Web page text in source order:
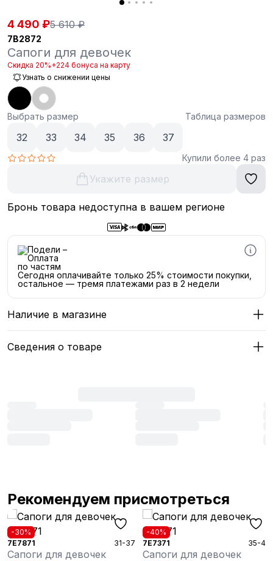
4 490 ₽5 610 ₽
7B2872
Сапоги для девочек
Скидка 20%+224 бонуса на карту
Узнать о снижении цены
Выбрать размер Таблица размеров
32 33 34 35 36 37
Купили более 4 раз
Укажите размер
Бронь товара недоступна в вашем регионе
Сегодня оплачивайте только 25% стоимости покупки,
остальное — тремя платежами раз в 2 недели
Наличие в магазине
Сведения о товаре
Рекомендуем присмотреться
для девочек
-40%
7E7371
Сапоги для девочек
-40%